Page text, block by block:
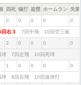
四死 犠打 盗塁 ホームラン 失策
0 0 0 0 0
回右３ 7回中飛 10回空三振
2 0 0 0 0
球 7回左飛 10回死球
1 0 0 0 0
球 8回右飛 10回遊併打